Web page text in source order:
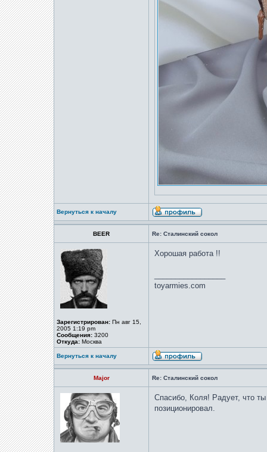
Вернуться к началу
BEER Re: Сталинский сокол
Зарегистрирован: Пн авг 15,
2005 1:19 pm
Сообщения: 3200
Откуда: Москва
Хорошая работа !!
toyarmies.com
Вернуться к началу
Major Re: Сталинский сокол
Спасибо, Коля! Радует, что
позиционировал.